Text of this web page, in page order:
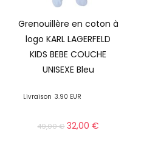
Grenouillère en coton à
logo KARL LAGERFELD
KIDS BEBE COUCHE
UNISEXE Bleu
Livraison 3.90 EUR
49,00€ 32,00€